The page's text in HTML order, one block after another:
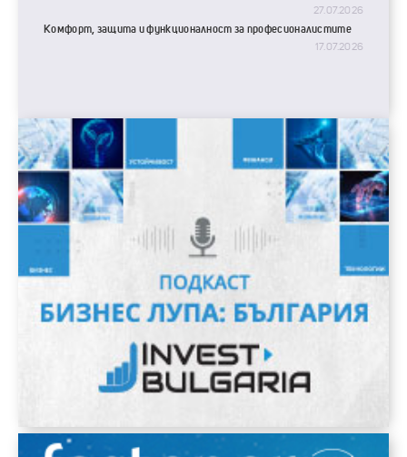
27.07.2026
Комфорт, защита и функционалност за професионалистите
17.07.2026